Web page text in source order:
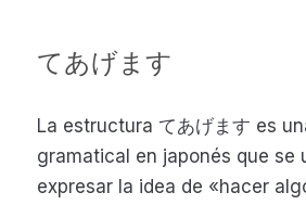
てあげます
La estructura てあげます es
gramatical en japonés que se
expresar la idea de «hacer